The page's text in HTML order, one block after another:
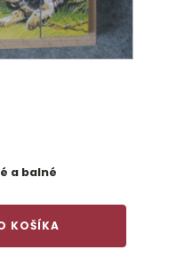
a balné
KOŠÍKA